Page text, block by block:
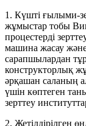
1. Күшті ғылыми-
жұмыстар тобы
процестерді
машина жасау
сарапшылардан
конструкторлық
әрқашан саланың
үшін көптеген
зерттеу
2. Жетілдірілген